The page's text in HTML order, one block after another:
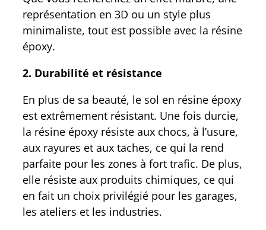
représentation en 3D ou un style plus
minimaliste, tout est possible avec la résine
époxy.
2. Durabilité et résistance
En plus de sa beauté, le sol en résine époxy
est extrêmement résistant. Une fois durcie,
la résine époxy résiste aux chocs, à l’usure,
aux rayures et aux taches, ce qui la rend
parfaite pour les zones à fort trafic. De plus,
elle résiste aux produits chimiques, ce qui
en fait un choix privilégié pour les garages,
les ateliers et les industries.